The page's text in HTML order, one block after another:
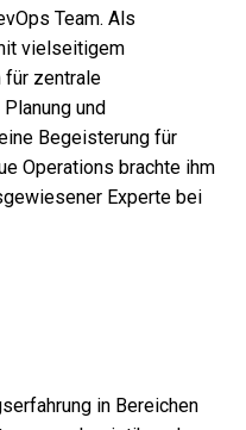
Team. Als
vielseitigem
zentrale
und
Begeisterung für
Operations brachte ihm
Experte bei
in Bereichen